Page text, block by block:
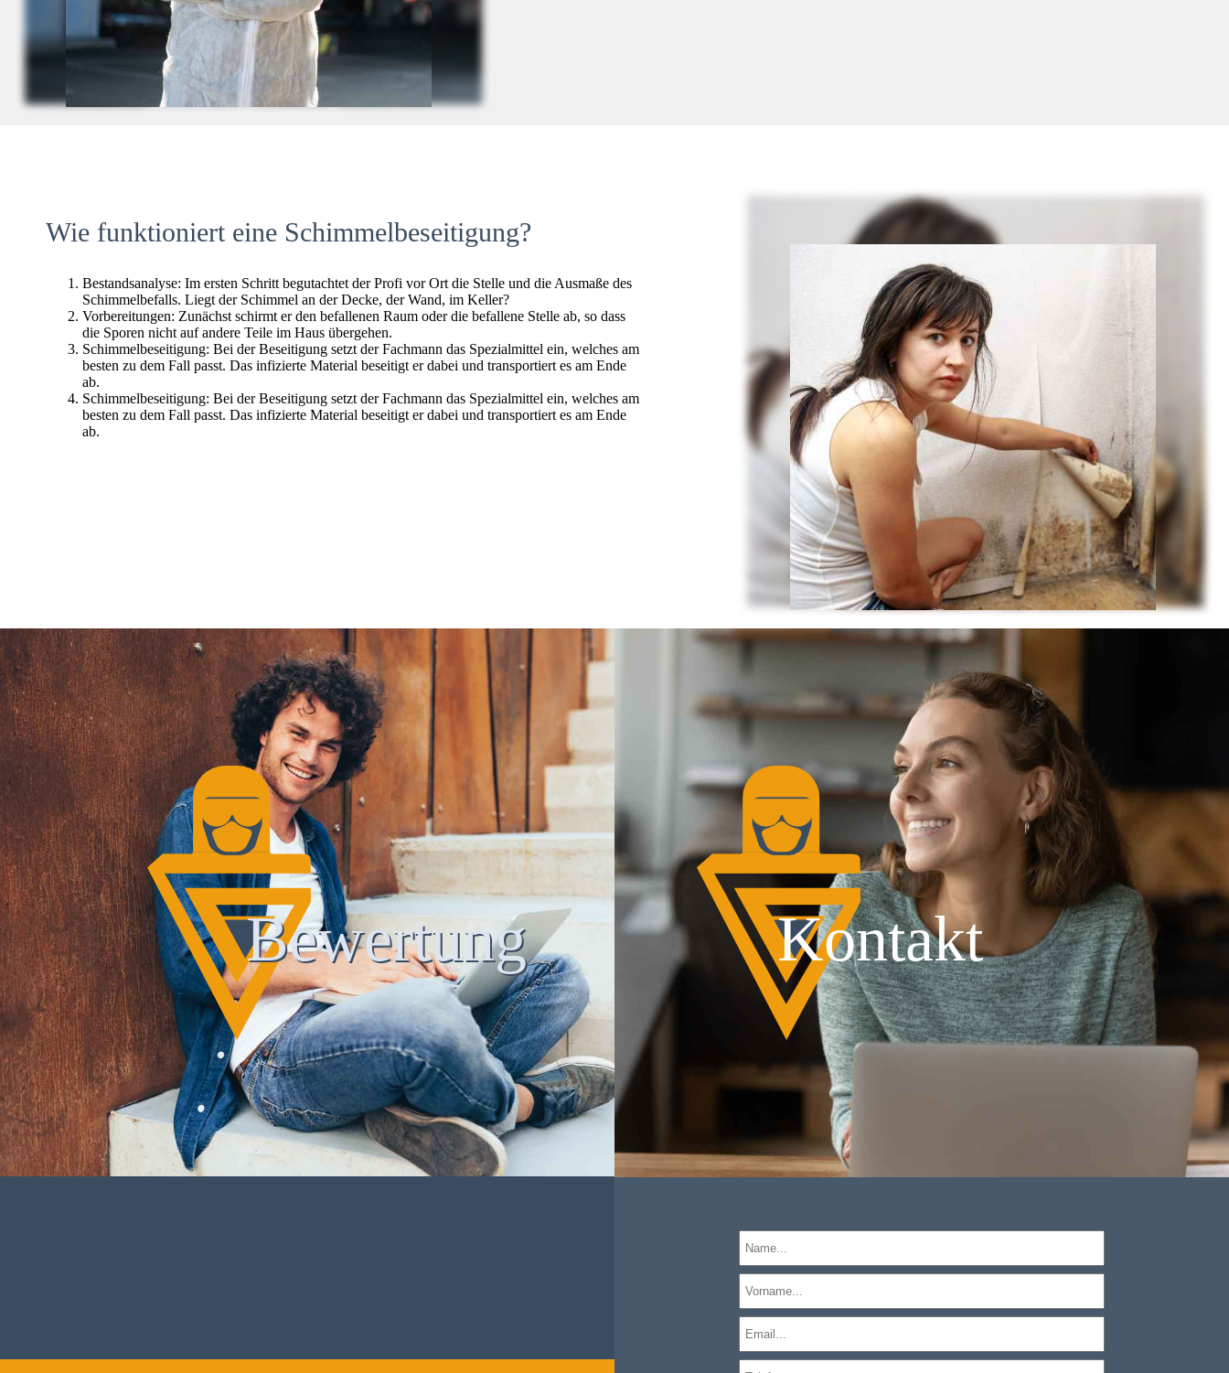
Wie funktioniert eine Schimmelbeseitigung?
Bestandsanalyse: Im ersten Schritt begutachtet der Profi vor Ort die Stelle und die Ausmaße des
Schimmelbefalls. Liegt der Schimmel an der Decke, der Wand, im Keller?
Vorbereitungen: Zunächst schirmt er den befallenen Raum oder die befallene Stelle ab, so dass
die Sporen nicht auf andere Teile im Haus übergehen.
Schimmelbeseitigung: Bei der Beseitigung setzt der Fachmann das Spezialmittel ein, welches am
besten zu dem Fall passt. Das infizierte Material beseitigt er dabei und transportiert es am Ende
ab.
Schimmelbeseitigung: Bei der Beseitigung setzt der Fachmann das Spezialmittel ein, welches am
besten zu dem Fall passt. Das infizierte Material beseitigt er dabei und transportiert es am Ende
ab.
Bewertung Kontakt